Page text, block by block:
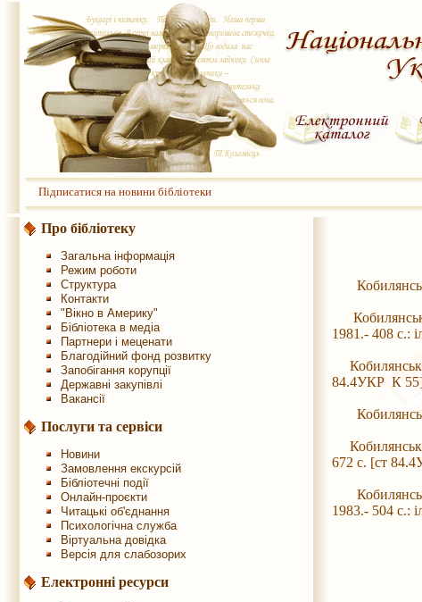
Підписатися на новини бібліотеки
Про бібліотеку
Загальна інформація
Режим роботи
Структура
Контакти
"Вікно в Америку"
Бібліотека в медіа
Партнери і меценати
Благодійний фонд розвитку
Запобігання корупції
Державні закупівлі
Вакансії
Послуги та сервіси
Новини
Замовлення екскурсій
Бібліотечні події
Онлайн-проєкти
Читацькі об'єднання
Психологічна служба
Віртуальна довідка
Версія для слабозорих
Електронні ресурси
1981.- 408 с.:
84.4УКР К
672 с. [ст
1983.- 504 с.: